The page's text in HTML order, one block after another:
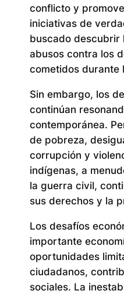
conflicto y
iniciativas de
buscado descubrir
abusos contra los
cometidos durante
Sin embargo, los
continúan
contemporánea.
de pobreza,
corrupción y
indígenas, a
la guerra civil,
sus derechos y la
Los desafíos
importante
oportunidades
ciudadanos,
sociales. La